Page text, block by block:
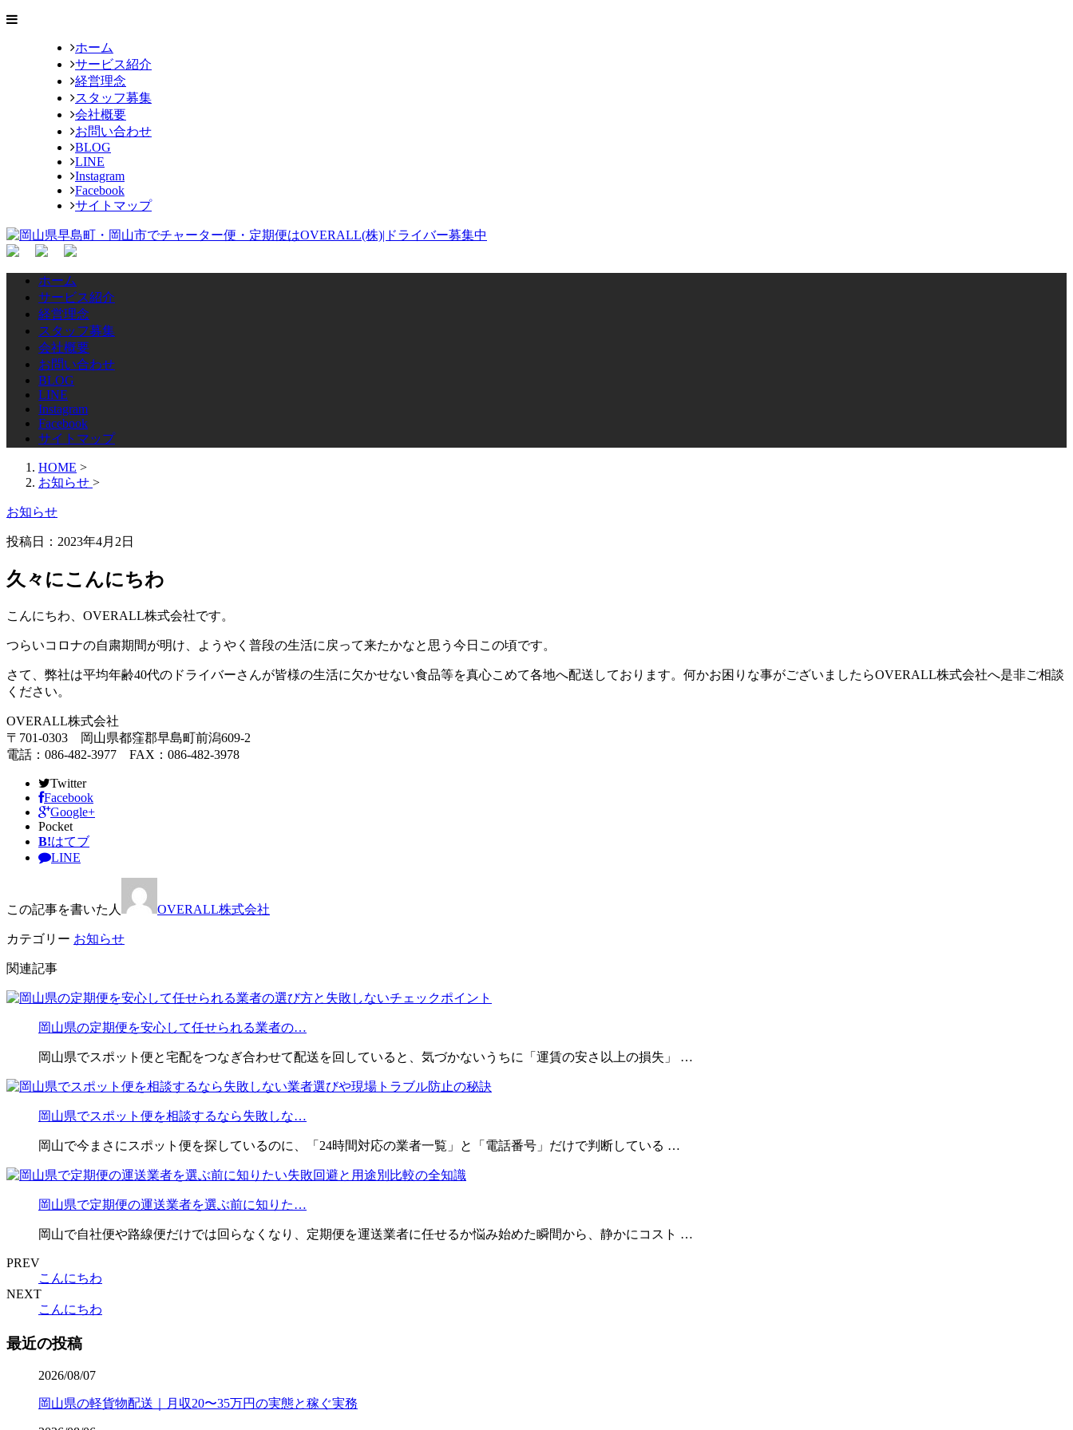
ホーム
サービス紹介
経営理念
スタッフ募集
会社概要
お問い合わせ
BLOG
LINE
Instagram
Facebook
サイトマップ
ホーム
サービス紹介
経営理念
スタッフ募集
会社概要
お問い合わせ
BLOG
LINE
Instagram
Facebook
サイトマップ
HOME >
お知らせ >
お知らせ
投稿日： 2023年4月2日
久々にこんにちわ
こんにちわ、OVERALL株式会社です。
つらいコロナの自粛期間が明け、ようやく普段の生活に戻って来たかなと思う今日この頃です。
さて、弊社は平均年齢40代のドライバーさんが皆様の生活に欠かせない食品等を真心こめて各地へ配送しております。何かお困りな事がございましたらOVERALL株式会社へ是非ご相談
ください。
OVERALL株式会社
〒701-0303 岡山県都窪郡早島町前潟609-2
電話：086-482-3977 FAX：086-482-3978
Twitter
Facebook
Google+
Pocket
B!はてブ
LINE
この記事を書いた人 OVERALL株式会社
カテゴリー お知らせ
関連記事
岡山県の定期便を安心して任せられる業者の…
岡山県でスポット便と宅配をつなぎ合わせて配送を回していると、気づかないうちに「運賃の安さ以上の損失」 …
岡山県でスポット便を相談するなら失敗しな…
岡山で今まさにスポット便を探しているのに、「24時間対応の業者一覧」と「電話番号」だけで判断している …
岡山県で定期便の運送業者を選ぶ前に知りた…
岡山で自社便や路線便だけでは回らなくなり、定期便を運送業者に任せるか悩み始めた瞬間から、静かにコスト …
PREV
こんにちわ
NEXT
こんにちわ
最近の投稿
2026/08/07
岡山県の軽貨物配送｜月収20〜35万円の実態と稼ぐ実務